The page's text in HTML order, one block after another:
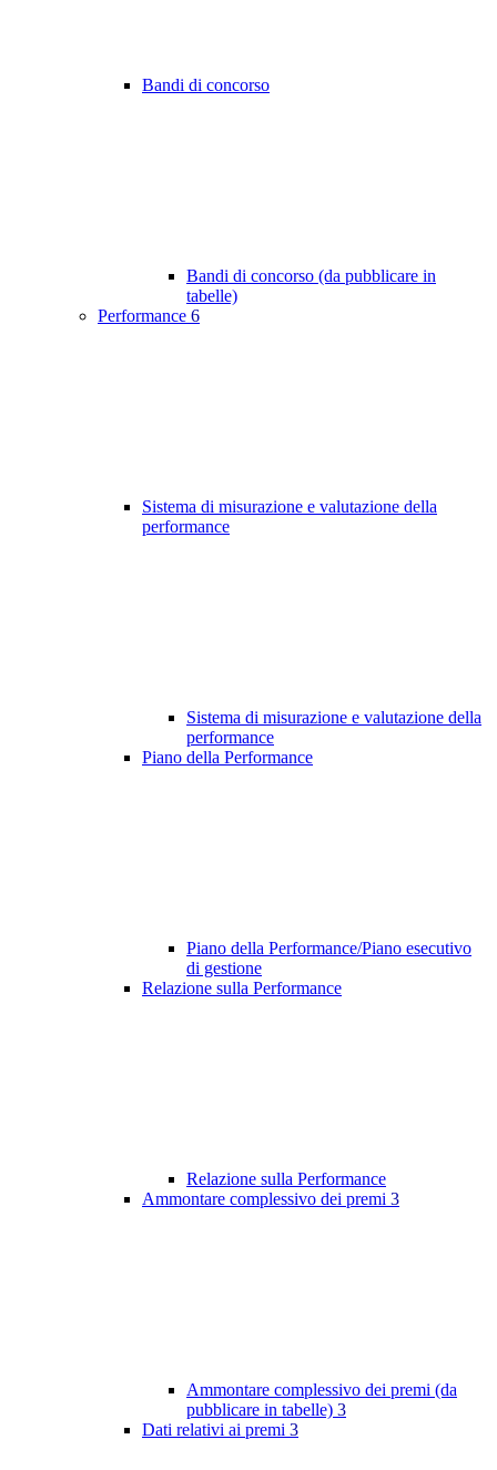
Bandi di concorso
Bandi di concorso (da pubblicare in
tabelle)
Performance 6
Sistema di misurazione e valutazione della
performance
Sistema di misurazione e valutazione della
performance
Piano della Performance
Piano della Performance/Piano esecutivo
di gestione
Relazione sulla Performance
Relazione sulla Performance
Ammontare complessivo dei premi 3
Ammontare complessivo dei premi (da
pubblicare in tabelle) 3
Dati relativi ai premi 3